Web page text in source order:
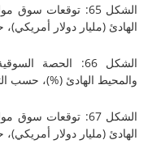
الشكل 65: توقعات سوق مولدات
دولار أمريكي)، حسب الآخرين،
الشكل 66: الحصة السوقية
(%)، حسب التطبيق، 2025 و2034
الشكل 67: توقعات سوق مولدات
دولار أمريكي)، حسب التصنيع،